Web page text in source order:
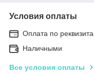
Условия оплаты
Оплата по
Наличными
Все условия оплаты